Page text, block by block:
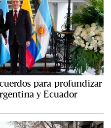
para profundizar
y Ecuador